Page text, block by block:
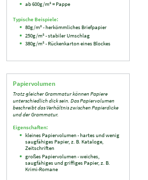
ab 600g/m² = Pappe
Typische Beispiele:
80g/m² - herkömmliches Briefpapier
250g/m² - stabiler Umschlag
380g/m² - Rückenkarton eines Blockes
Papiervolumen
Trotz gleicher Grammatur können Papiere
unterschiedlich dick sein. Das Papiervolumen
beschreibt das Verhältnis zwischen Papierdicke
und der Grammatur.
Eigenschaften:
kleines Papiervolumen - hartes und wenig
saugfähiges Papier, z. B. Kataloge,
Zeitschriften
großes Papiervolumen - weiches,
saugfähiges und griffiges Papier, z. B.
Krimi-Romane